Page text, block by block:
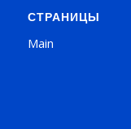
СТРАНИЦЫ
Main